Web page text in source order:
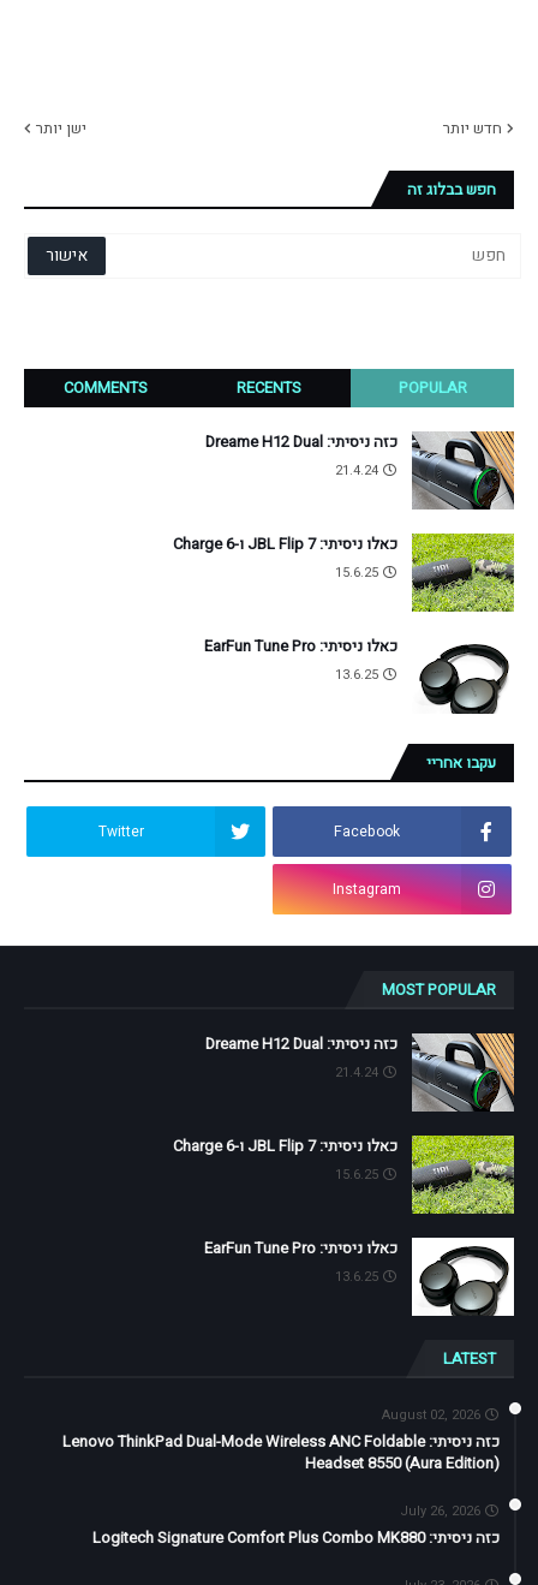
חדש יותר ישן יותר
חפש בבלוג זה
POPULAR
RECENTS
COMMENTS
כזה ניסיתי: Dreame H12 Dual
21.4.24
כאלו ניסיתי: JBL Flip 7 ו-Charge 6
15.6.25
כאלו ניסיתי: EarFun Tune Pro
13.6.25
עקבו אחריי
Facebook
Twitter
Instagram
MOST POPULAR
כזה ניסיתי: Dreame H12 Dual
21.4.24
כאלו ניסיתי: JBL Flip 7 ו-Charge 6
15.6.25
כאלו ניסיתי: EarFun Tune Pro
13.6.25
LATEST
August 02, 2026
כזה ניסיתי: Lenovo ThinkPad Dual-Mode Wireless ANC Foldable
Headset 8550 (Aura Edition)
July 26, 2026
כזה ניסיתי: Logitech Signature Comfort Plus Combo MK880